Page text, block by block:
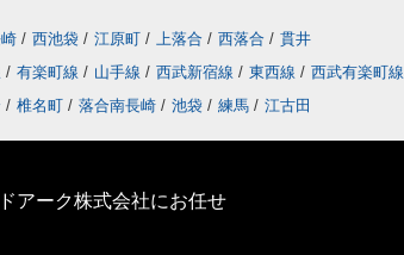
/ 西池袋 / 江原町 / 上落合 / 西落合 / 貫井
/ 有楽町線 / 山手線 / 西武新宿線 / 東西線 / 西武有楽町線
/ 椎名町 / 落合南長崎 / 池袋 / 練馬 / 江古田
アーク株式会社にお任せ